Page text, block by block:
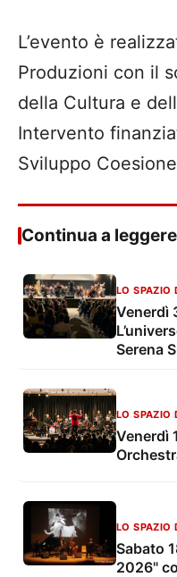
L’evento è
Produzioni con il
della Cultura e
Intervento
Sviluppo
Continua a leggere
LO SPAZIO
Venerdì
Serena
LO SPAZIO
Venerdì
LO SPAZIO
Sabato
2026"